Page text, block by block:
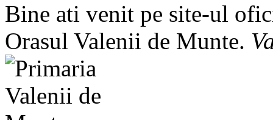
Bine ati venit pe site-ul
Orasul Valenii de Munte.